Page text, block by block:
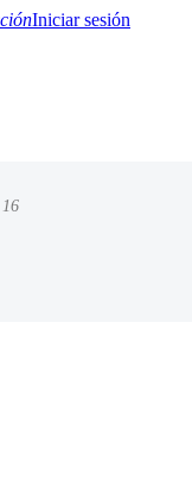
Iniciar sesión